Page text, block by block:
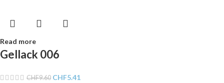
Read more
Gellack 006
CHF9.60 CHF5.41